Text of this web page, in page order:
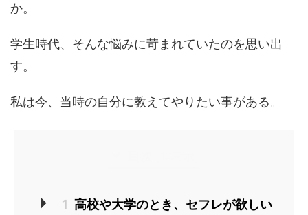
か。
学生時代、そんな悩みに苛まれていたのを思い出
す。
私は今、当時の自分に教えてやりたい事がある。
1 高校や大学のとき、セフレが欲しい